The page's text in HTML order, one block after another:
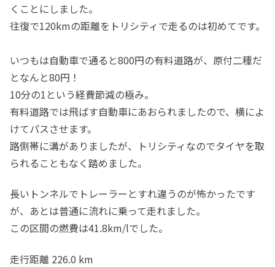
くことにしました。
往復で120kmの距離をトリシティで走るのは初めてです。
いつもは自動車で通ると800円の有料道路が、原付二種だ
となんと80円！
10分の1という経費節減の極み。
有料道路では飛ばす自動車にあおられましたので、横によ
けてパスさせます。
路側帯に溝がありましたが、トリシティなのでタイヤを取
られることもなく踏めました。
長いトンネルでトレーラーとすれ違うのが怖かったです
が、あとは普通に流れに乗って走れました。
この区間の燃費は41.8km/lでした。
走行距離 226.0 km